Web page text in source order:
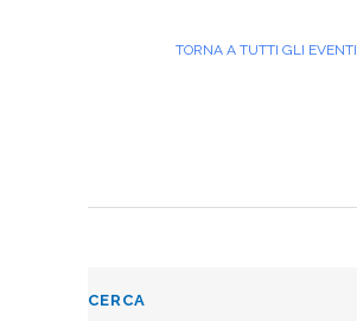
TORNA A TUTTI GLI EVENTI
CERCA